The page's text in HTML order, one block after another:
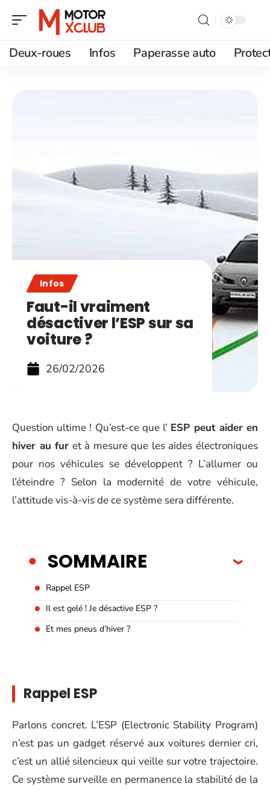
Deux-roues Infos Paperasse auto
Infos
Faut-il vraiment
désactiver l’ESP sur sa
voiture ?
26/02/2026
Question ultime ! Qu’est-ce que l’ ESP peut aider en
hiver au fur et à mesure que les aides électroniques
pour nos véhicules se développent ? L’allumer ou
l’éteindre ? Selon la modernité de votre véhicule,
l’attitude vis-à-vis de ce système sera différente.
SOMMAIRE
Rappel ESP
Il est gelé ! Je désactive ESP ?
Et mes pneus d’hiver ?
Rappel ESP
Parlons concret. L’ESP (Electronic Stability Program)
n’est pas un gadget réservé aux voitures dernier cri,
c’est un allié silencieux qui veille sur votre trajectoire.
Ce système surveille en permanence la stabilité de la